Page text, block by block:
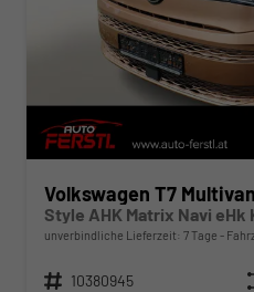
Volkswagen T7 Multivan
Style AHK Matrix Navi eHk
unverbindliche Lieferzeit: 7 Tage
Fahrzeugnr. 10380945